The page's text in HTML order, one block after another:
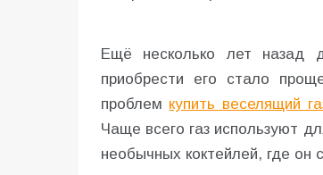
Ещё несколько лет назад
приобрести его стало
проблем купить веселящий
Чаще всего газ используют
необычных коктейлей, где он